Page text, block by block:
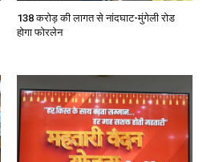
138 करोड़ की लागत से नांदघाट-मुंगेली रोड
होगा फोरलेन